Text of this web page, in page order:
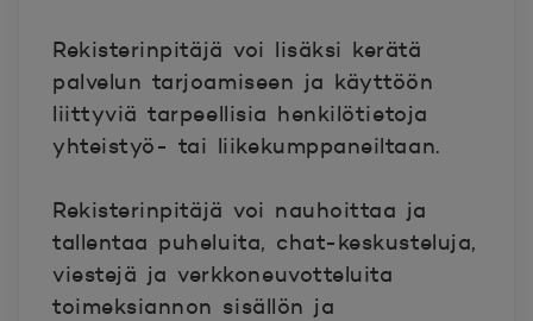
Rekisterinpitäjä voi lisäksi kerätä
palvelun tarjoamiseen ja käyttöön
liittyviä tarpeellisia henkilötietoja
yhteistyö- tai liikekumppaneiltaan.
Rekisterinpitäjä voi nauhoittaa ja
tallentaa puheluita, chat-keskusteluja,
viestejä ja verkkoneuvotteluita
toimeksiannon sisällön ja